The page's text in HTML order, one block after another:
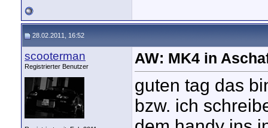
28.02.2011, 16:52
scooterman
Registrierter Benutzer AW: MK4 in
guten tag das
bzw. ich